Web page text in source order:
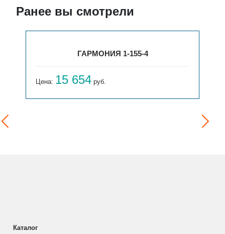
Ранее вы смотрели
ГАРМОНИЯ 1-155-4
Цена: 15 654 руб.
Каталог